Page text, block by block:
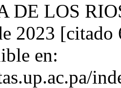
DE LOS
2023
en: